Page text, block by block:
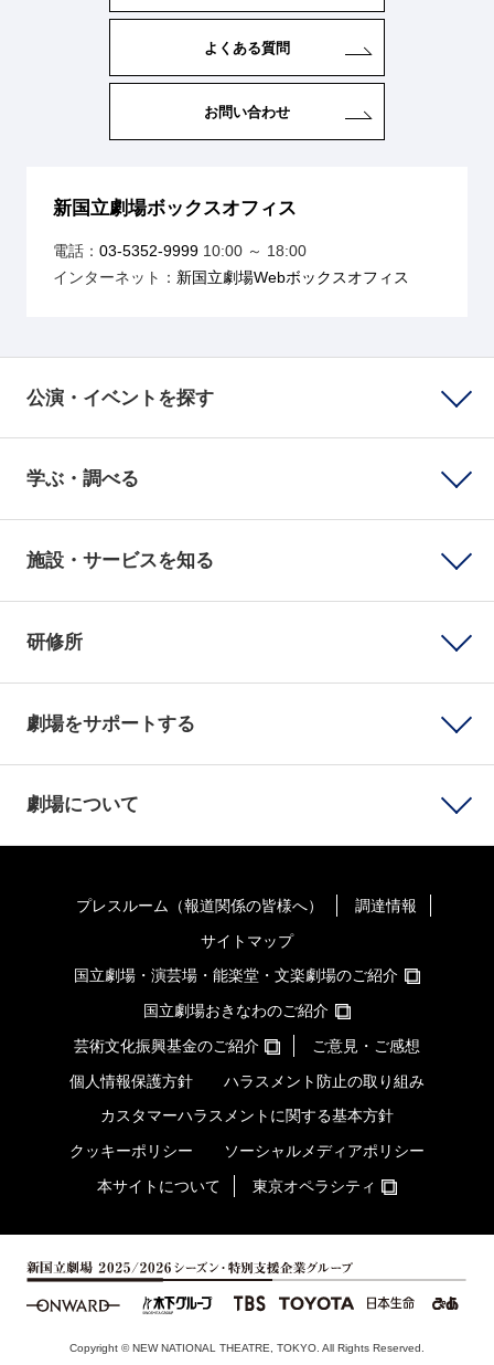
よくある質問
お問い合わせ
新国立劇場ボックスオフィス
電話： 03-5352-999910:00 ～ 18:00
インターネット： 新国立劇場Webボックスオフィス
公演・イベントを探す
学ぶ・調べる
施設・サービスを知る
研修所
劇場をサポートする
劇場について
プレスルーム（報道関係の皆様へ）
調達情報
サイトマップ
国立劇場・演芸場・能楽堂・文楽劇場のご紹介
国立劇場おきなわのご紹介
芸術文化振興基金のご紹介
ご意見・ご感想
個人情報保護方針
ハラスメント防止の取り組み
カスタマーハラスメントに関する基本方針
クッキーポリシー
ソーシャルメディアポリシー
本サイトについて
東京オペラシティ
Copyright © NEW NATIONAL THEATRE, TOKYO. All Rights Reserved.